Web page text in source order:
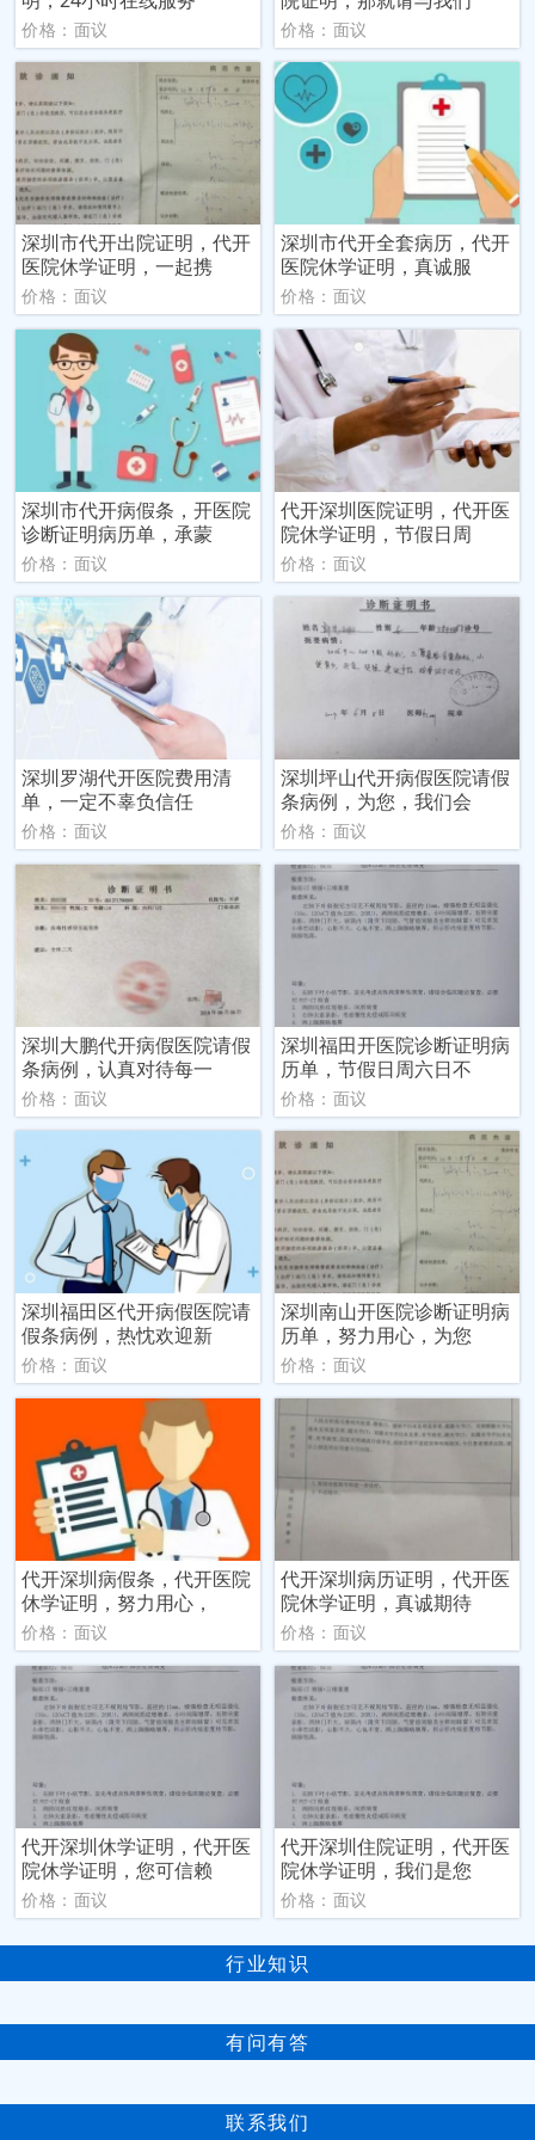
价格：面议 价格：面议
深圳市代开出院证明，代开
医院休学证明，一起携
价格：面议
深圳市代开全套病历，代开
医院休学证明，真诚服
价格：面议
深圳市代开病假条，开医院
诊断证明病历单，承蒙
价格：面议
代开深圳医院证明，代开医
院休学证明，节假日周
价格：面议
深圳罗湖代开医院费用清
单，一定不辜负信任
价格：面议
深圳坪山代开病假医院请假
条病例，为您，我们会
价格：面议
深圳大鹏代开病假医院请假
条病例，认真对待每一
价格：面议
深圳福田开医院诊断证明病
历单，节假日周六日不
价格：面议
深圳福田区代开病假医院请
假条病例，热忱欢迎新
价格：面议
深圳南山开医院诊断证明病
历单，努力用心，为您
价格：面议
代开深圳病假条，代开医院
休学证明，努力用心，
价格：面议
代开深圳病历证明，代开医
院休学证明，真诚期待
价格：面议
代开深圳休学证明，代开医
院休学证明，您可信赖
价格：面议
代开深圳住院证明，代开医
院休学证明，我们是您
价格：面议
行业知识
有问有答
联系我们